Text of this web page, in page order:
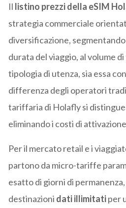
Il listino prezzi della eSIM
strategia commerciale
diversificazione,
durata del viaggio, al volume
tipologia di utenza, sia essa
differenza degli operatori
tariffaria di Holafly si
eliminando i costi di
Per il mercato retail e i
partono da micro-tariffe
esatto di giorni di
destinazioni dati illimitatiper